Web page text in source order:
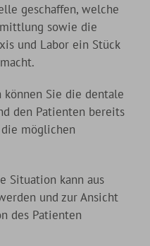
geschaffen, welche
sowie die
und Labor ein Stück
Sie die dentale
den Patienten bereits
möglichen
Situation kann aus
und zur Ansicht
des Patienten